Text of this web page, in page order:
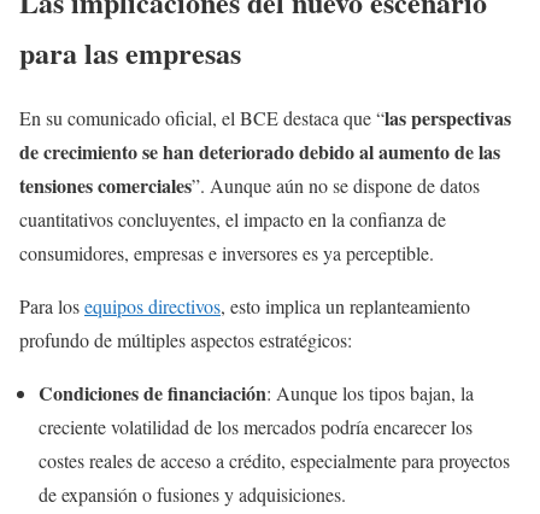
para las empresas
En su comunicado oficial, el BCE destaca que “las perspectivas
de crecimiento se han deteriorado debido al aumento de las
tensiones comerciales”. Aunque aún no se dispone de datos
cuantitativos concluyentes, el impacto en la confianza de
consumidores, empresas e inversores es ya perceptible.
Para losequipos directivos, esto implica un replanteamiento
profundo de múltiples aspectos estratégicos:
Condiciones de financiación: Aunque los tipos bajan, la
creciente volatilidad de los mercados podría encarecer los
costes reales de acceso a crédito, especialmente para proyectos
de expansión o fusiones y adquisiciones.